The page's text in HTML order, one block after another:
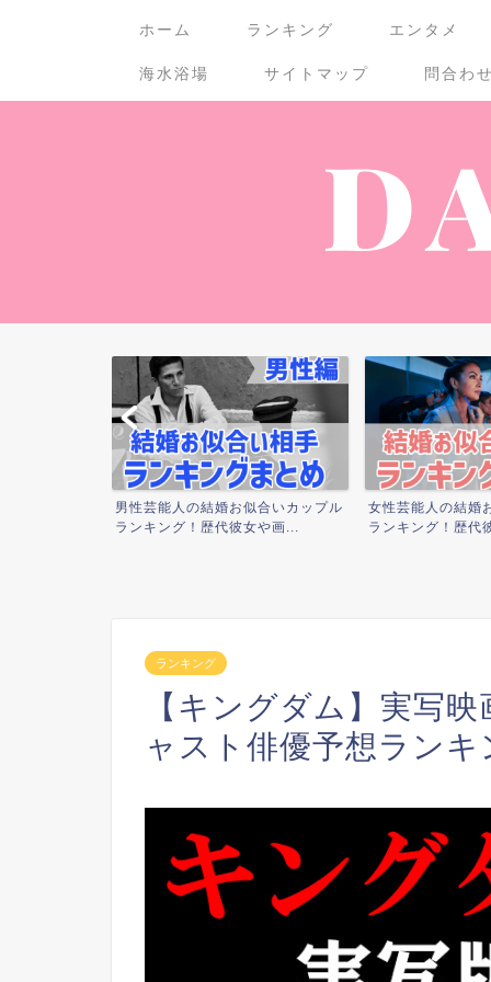
ホーム ランキング エンタメ
海水浴場 サイトマップ 問合わ
女性芸能人の結婚お似合いカップル
ランキング！歴代彼氏や画...
ランキング
【鬼滅の刃】実写
ランキング
【キングダム】実写
ャスト俳優予想ランキ